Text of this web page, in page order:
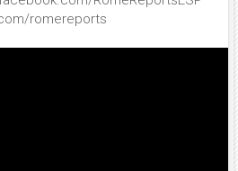
romereports